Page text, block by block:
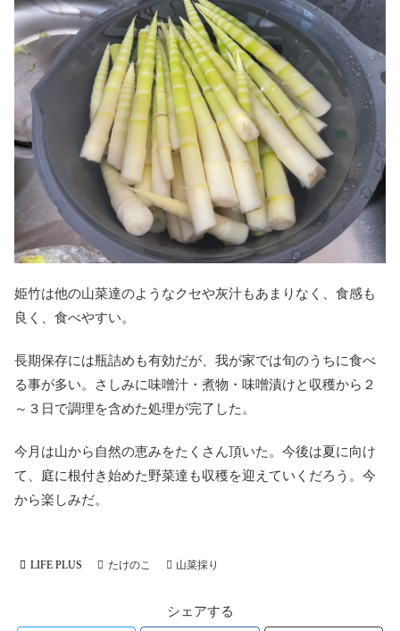
姫竹は他の山菜達のようなクセや灰汁もあまりなく、食感も
良く、食べやすい。
長期保存には瓶詰めも有効だが、我が家では旬のうちに食べ
る事が多い。さしみに味噌汁・煮物・味噌漬けと収穫から２
～３日で調理を含めた処理が完了した。
今月は山から自然の恵みをたくさん頂いた。今後は夏に向け
て、庭に根付き始めた野菜達も収穫を迎えていくだろう。今
から楽しみだ。
LIFE PLUS たけのこ 山菜採り
シェアする